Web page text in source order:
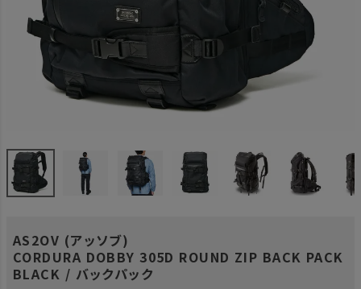
AS2OV (アッソブ)
CORDURA DOBBY 305D ROUND ZIP BACK PACK
BLACK / バックパック